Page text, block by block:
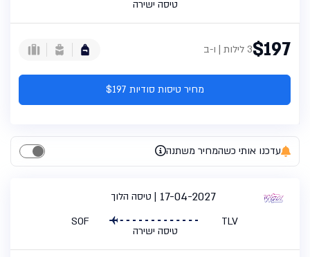
טיסה ישירה
$1973 לילות | ו-ב
מחיר טיסות סודיות $197
עדכנו אותי כשהמחיר משתנה
טיסה הלוך 17-04-2027
TLV
טיסה ישירה
SOF